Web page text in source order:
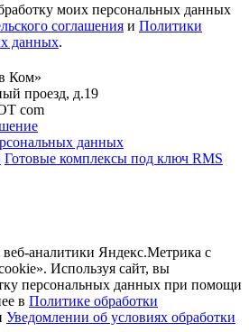
моих персональных данных
соглашения и Политики
данных.
Ком»
проезд, д.19
com
данных
Готовые комплексы под ключ RMS
веб-аналитики Яндекс.Метрика с
Используя сайт, вы
персональных данных при помощи
в Политике обработки
Уведомлении об условиях обработки